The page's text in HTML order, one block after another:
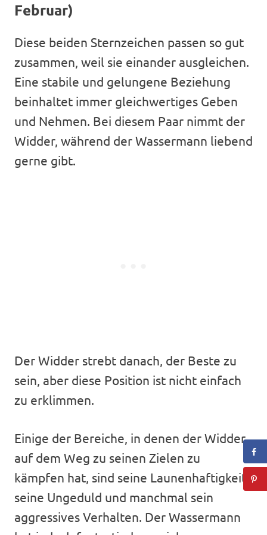
Februar)
Diese beiden Sternzeichen passen so gut
zusammen, weil sie einander ausgleichen.
Eine stabile und gelungene Beziehung
beinhaltet immer gleichwertiges Geben
und Nehmen. Bei diesem Paar nimmt der
Widder, während der Wassermann liebend
gerne gibt.
Der Widder strebt danach, der Beste zu
sein, aber diese Position ist nicht einfach
zu erklimmen.
Einige der Bereiche, in denen der Widder
auf dem Weg zu seinen Zielen zu
kämpfen hat, sind seine Launenhaftigkeit,
seine Ungeduld und manchmal sein
aggressives Verhalten. Der Wassermann